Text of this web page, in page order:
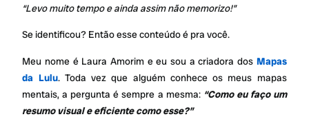
“Levo muito tempo e ainda assim não memorizo!”
Se identificou? Então esse conteúdo é pra você.
Meu nome é Laura Amorim e eu sou a criadora dos Mapas
da Lulu. Toda vez que alguém conhece os meus mapas
mentais, a pergunta é sempre a mesma: “Como eu faço um
resumo visual e eficiente como esse?”